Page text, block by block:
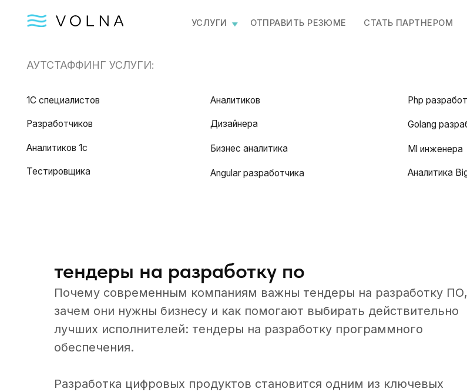
ОТПРАВИТЬ РЕЗЮМЕ СТАТЬ ПАРТНЕРОМ БЛОГ
УСЛУГИ
Аналитиков 1с
Тестировщика Angular разработчика Аналитика Big Data
тендеры на разработку по
Почему современным компаниям важны тендеры на разработку ПО,
зачем они нужны бизнесу и как помогают выбирать действительно
лучших исполнителей: тендеры на разработку программного
обеспечения.
Разработка цифровых продуктов становится одним из ключевых